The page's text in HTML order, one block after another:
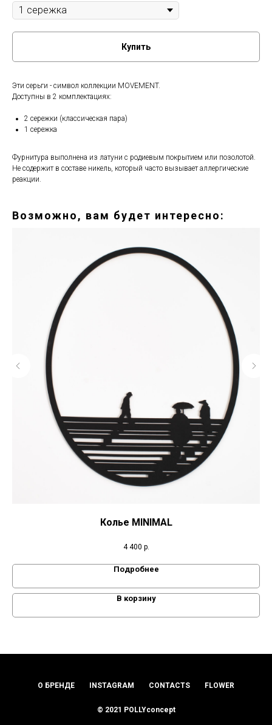
Купить
Эти серьги - символ коллекции MOVEMENT.
Доступны в 2 комплектациях:
2 сережки (классическая пара)
1 сережка
Фурнитура выполнена из латуни с родиевым покрытием или позолотой.
Не содержит в составе никель, который часто вызывает аллергические
реакции.
Возможно, вам будет интересно:
Колье MINIMAL
4 400 р.
Подробнее
В корзину
О БРЕНДЕ INSTAGRAM CONTACTS FLOWER
© 2021 POLLYconcept